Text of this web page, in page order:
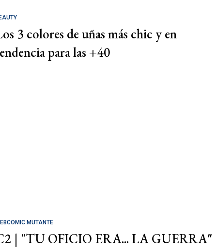
3 colores de uñas más chic y en
para las +40
MUTANTE
| "TU OFICIO ERA... LA GUERRA"